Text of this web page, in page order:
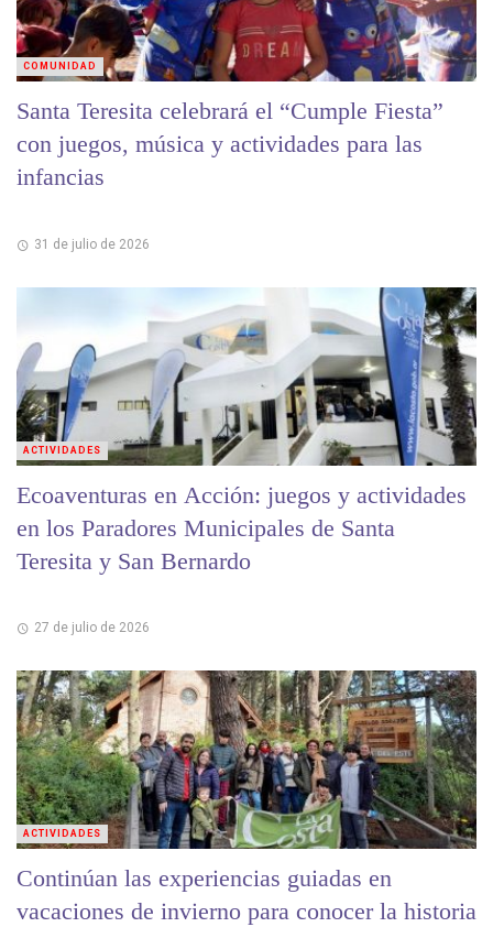
Santa Teresita celebrará el “Cumple Fiesta”
con juegos, música y actividades para las
infancias
31 de julio de 2026
COMUNIDAD
Ecoaventuras en Acción: juegos y actividades
en los Paradores Municipales de Santa
Teresita y San Bernardo
27 de julio de 2026
ACTIVIDADES
Continúan las experiencias guiadas en
vacaciones de invierno para conocer la historia
ACTIVIDADES